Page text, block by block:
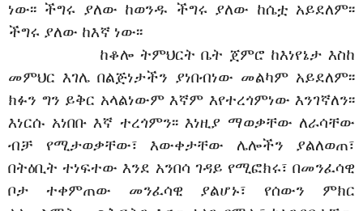
ነው፡፡ ችግሩ ያለው ከወንዱ ችግሩ ያለው ከሴቷ አይደለም፡፡
ችግሩ ያለው ከእኛ ነው፡፡
ከቆሎ ትምህርት ቤት ጀምሮ ከእነየኔታ እስከ
መምህር እገሌ በልጅነታችን ያነበብነው መልካም አይደለም፡፡
ክፉን ግን ይቅር አላልነውም እኛም እየተረጎምነው እንገኛለን፡፡
እነርሱ አነበቡ እኛ ተረጎምን፡፡ እነዚያ ማወቃቸው ለራሳቸው
ብቻ የሚታወቃቸው፣ እውቀታቸው ሌሎችን ያልለወጠ፣
በትዕቢት ተነፍተው እንደ አንበሳ ገዳይ የሚፎክሩ፣ በመንፈሳዊ
ቦታ ተቀምጠው መንፈሳዊ ያልሆኑ፣ የሰውን ምክር